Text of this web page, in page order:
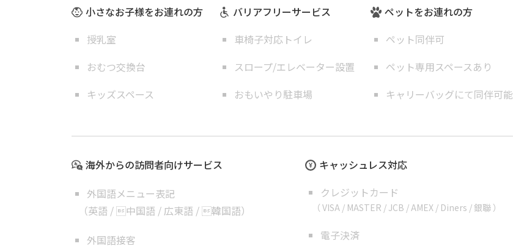
小さなお子様をお連れの方
授乳室
おむつ交換台
キッズスペース
バリアフリーサービス
車椅子対応トイレ
スロープ/エレベーター設置
おもいやり駐車場
ペットをお連れの方
ペット同伴可
ペット専用スペースあり
キャリーバッグにて同伴可能
海外からの訪問者向けサービス
外国語メニュー表記
（英語 /中国語 / 広東語 /韓国語）
外国語接客
キャッシュレス対応
クレジットカード
（ VISA / MASTER / JCB / AMEX / Diners / 銀聯 ）
電子決済